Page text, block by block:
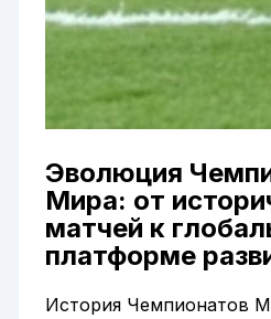
Эволюция
Мира: от
матчей к
платформе
История Чемпионатов